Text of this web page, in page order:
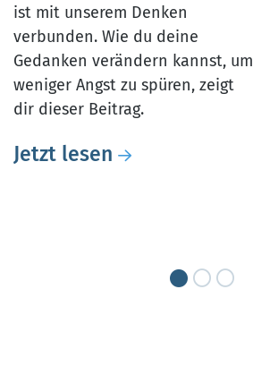
ist mit unserem Denken
verbunden. Wie du deine
Gedanken verändern kannst, um
weniger Angst zu spüren, zeigt
dir dieser Beitrag.
Jetzt lesen